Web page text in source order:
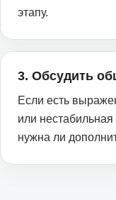
этапу.
3. Обсудить
Если есть
или нестабильная
нужна ли